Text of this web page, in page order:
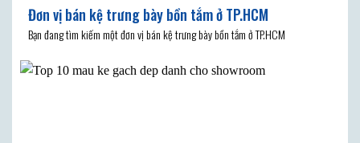
Đơn vị bán kệ trưng bày bồn tắm ở TP.HCM
Bạn đang tìm kiếm một đơn vị bán kệ trưng bày bồn tắm ở TP.HCM